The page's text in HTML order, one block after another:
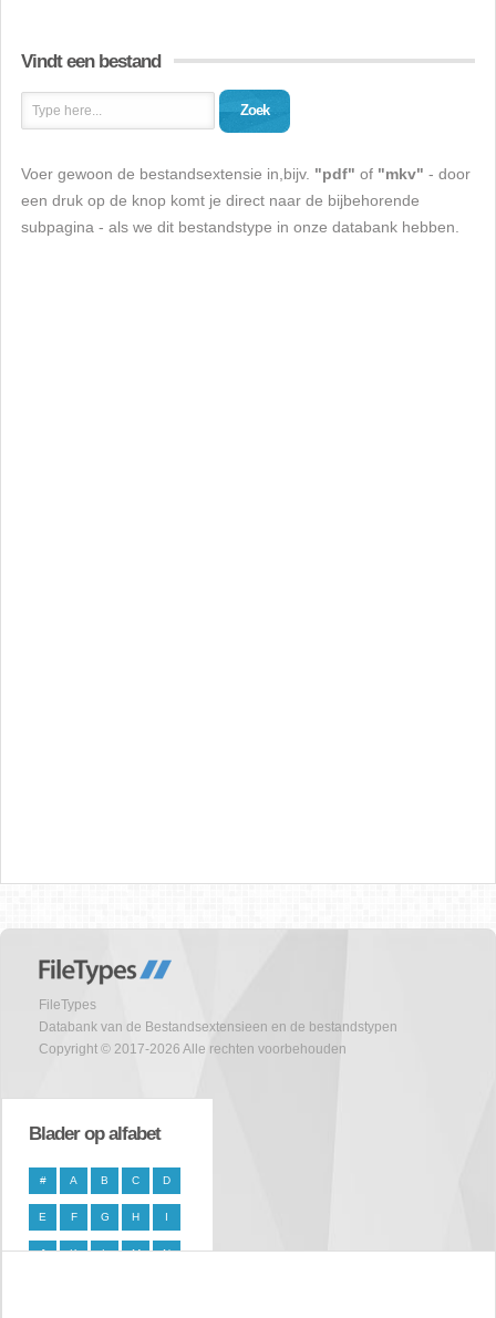
Vindt een bestand
Zoek
Voer gewoon de bestandsextensie in,bijv. "pdf" of "mkv" - door
een druk op de knop komt je direct naar de bijbehorende
subpagina - als we dit bestandstype in onze databank hebben.
FileTypes
Databank van de Bestandsextensieen en de bestandstypen
Copyright © 2017-2026 Alle rechten voorbehouden
Blader op alfabet
# A B C D
E F G H I
J K L M N